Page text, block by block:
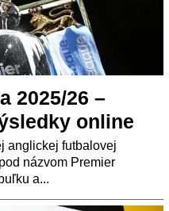
2025/26 –
online
anglickej futbalovej
názvom Premier
a...